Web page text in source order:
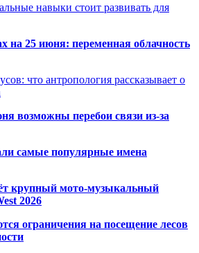
навыки стоит развивать для
на 25 июня: переменная облачность
что антропология рассказывает о
возможны перебои связи из-за
самые популярные имена
крупный мото-музыкальный
2026
ограничения на посещение лесов